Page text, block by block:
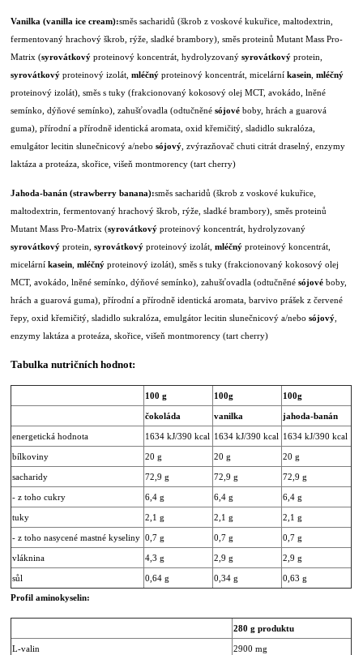
Vanilka (vanilla ice cream):směs sacharidů (škrob z voskové kukuřice, maltodextrin,
fermentovaný hrachový škrob, rýže, sladké brambory), směs proteinů Mutant Mass Pro-
Matrix (syrovátkový proteinový koncentrát, hydrolyzovanýsyrovátkový protein,
syrovátkový proteinový izolát,mléčný proteinový koncentrát, micelárníkasein ,mléčný
proteinový izolát), směs s tuky (frakcionovaný kokosový olej MCT, avokádo, lněné
semínko, dýňové semínko), zahušťovadla (odtučněnésójové boby, hrách a guarová
guma), přírodní a přírodně identická aromata, oxid křemičitý, sladidlo sukralóza,
emulgátor lecitin slunečnicový a/nebosójový , zvýrazňovač chuti citrát draselný, enzymy
laktáza a proteáza, skořice, višeň montmorency (tart cherry)
Jahoda-banán (strawberry banana):směs sacharidů (škrob z voskové kukuřice,
maltodextrin, fermentovaný hrachový škrob, rýže, sladké brambory), směs proteinů
Mutant Mass Pro-Matrix (syrovátkový proteinový koncentrát, hydrolyzovaný
syrovátkový protein,syrovátkový proteinový izolát,mléčný proteinový koncentrát,
micelárníkasein ,mléčný proteinový izolát), směs s tuky (frakcionovaný kokosový olej
MCT, avokádo, lněné semínko, dýňové semínko), zahušťovadla (odtučněnésójové boby,
hrách a guarová guma), přírodní a přírodně identická aromata, barvivo prášek z červené
řepy, oxid křemičitý, sladidlo sukralóza, emulgátor lecitin slunečnicový a/nebosójový
enzymy laktáza a proteáza, skořice, višeň montmorency (tart cherry)
Tabulka nutričních hodnot:
100 g 100g 100g
čokoláda vanilka jahoda-banán
energetická hodnota 1634 kJ/390 kcal 1634 kJ/390 kcal 1634 kJ/390 kcal
bílkoviny 20 g 20 g 20 g
sacharidy 72,9 g 72,9 g 72,9 g
- z toho cukry 6,4 g 6,4 g 6,4 g
tuky 2,1 g 2,1 g 2,1 g
- z toho nasycené mastné kyseliny 0,7 g 0,7 g 0,7 g
vláknina 4,3 g 2,9 g 2,9 g
sůl 0,64 g 0,34 g
0,63 g
Profil aminokyselin:
280 g produktu
L-valin 2900 mg